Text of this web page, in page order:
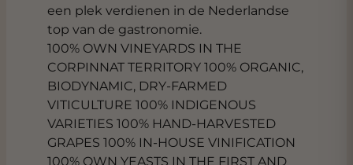
een plek verdienen in de Nederlandse
top van de gastronomie.
100% OWN VINEYARDS IN THE
CORPINNAT TERRITORY 100% ORGANIC,
BIODYNAMIC, DRY-FARMED
VITICULTURE 100% INDIGENOUS
VARIETIES 100% HAND-HARVESTED
GRAPES 100% IN-HOUSE VINIFICATION
100% OWN YEASTS IN THE FIRST AND